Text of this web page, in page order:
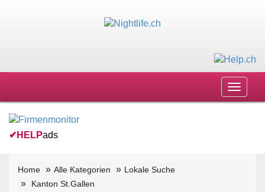
Toggle
✔ HELPads
Home Alle Kategorien
Lokale Suche
Kanton St.Gallen